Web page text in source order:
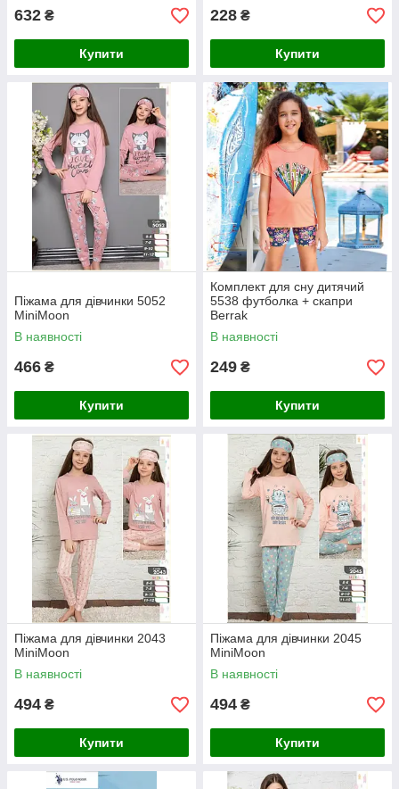
632 ₴
Купити
228 ₴
Купити
Піжама для дівчинки 5052
MiniMoon
В наявності
466 ₴
Купити
Комплект для сну дитячий
5538 футболка + скапри
Berrak
В наявності
249 ₴
Купити
Піжама для дівчинки 2043
MiniMoon
В наявності
494 ₴
Купити
Піжама для дівчинки 2045
MiniMoon
В наявності
494 ₴
Купити